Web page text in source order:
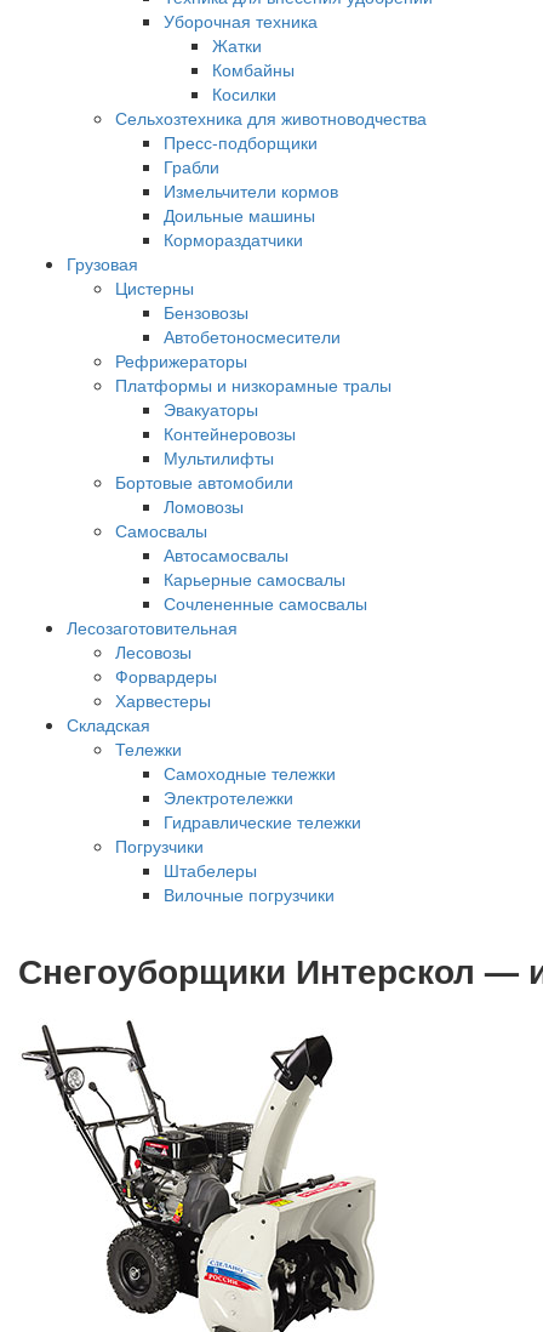
Уборочная техника
Жатки
Комбайны
Косилки
Сельхозтехника для животноводчества
Пресс-подборщики
Грабли
Измельчители кормов
Доильные машины
Кормораздатчики
Грузовая
Цистерны
Бензовозы
Автобетоносмесители
Рефрижераторы
Платформы и низкорамные тралы
Эвакуаторы
Контейнеровозы
Мультилифты
Бортовые автомобили
Ломовозы
Самосвалы
Автосамосвалы
Карьерные самосвалы
Сочлененные самосвалы
Лесозаготовительная
Лесовозы
Форвардеры
Харвестеры
Складская
Тележки
Самоходные тележки
Электротележки
Гидравлические тележки
Погрузчики
Штабелеры
Вилочные погрузчики
Снегоуборщики Интерскол —